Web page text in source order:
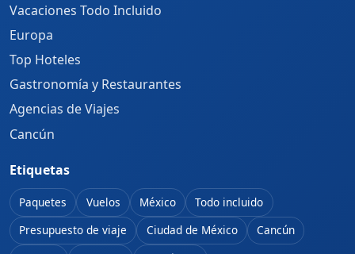
Vacaciones Todo Incluido
Europa
Top Hoteles
Gastronomía y Restaurantes
Agencias de Viajes
Cancún
Etiquetas
Paquetes Vuelos México
Todo incluido
Presupuesto de viaje
Ciudad de México
Cancún